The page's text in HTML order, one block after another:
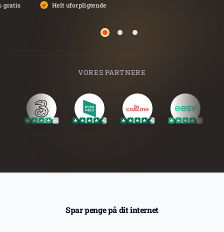
gratis Helt uforpligtende
Side 1Side 2Side 3
VORES PARTNERE
Spar penge på dit internet